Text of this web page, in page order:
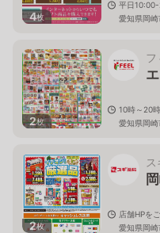
4枚
平日
愛知県岡
2枚
フ
10時～20時
愛知県岡
2枚
ス
店舗HPを
愛知県岡